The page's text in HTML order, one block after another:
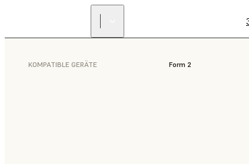
KOMPATIBLE GERÄTE Form 2